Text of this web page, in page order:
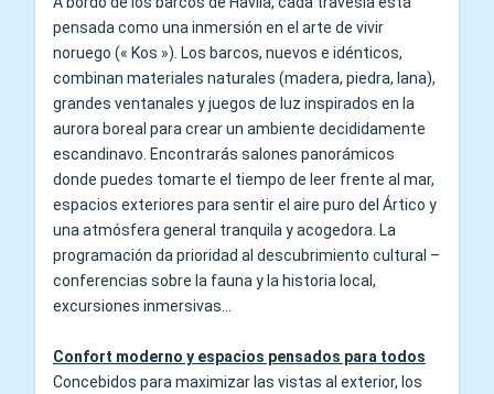
pensada como una inmersión en el arte de vivir
noruego (« Kos »). Los barcos, nuevos e idénticos,
combinan materiales naturales (madera, piedra, lana),
grandes ventanales y juegos de luz inspirados en la
aurora boreal para crear un ambiente decididamente
escandinavo. Encontrarás salones panorámicos
donde puedes tomarte el tiempo de leer frente al mar,
espacios exteriores para sentir el aire puro del Ártico y
una atmósfera general tranquila y acogedora. La
programación da prioridad al descubrimiento cultural –
conferencias sobre la fauna y la historia local,
excursiones inmersivas...
Confort moderno y espacios pensados para todos
Concebidos para maximizar las vistas al exterior, los